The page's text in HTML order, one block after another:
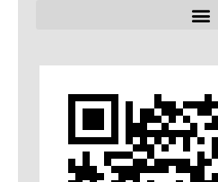
ลวดเชื่อ